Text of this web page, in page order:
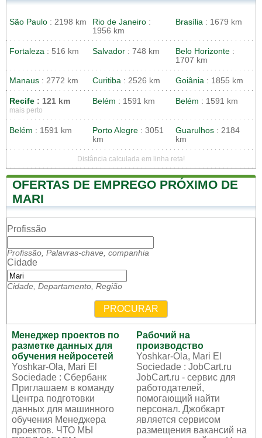
São Paulo : 2198 km Rio de Janeiro :
1956 km
Brasília : 1679 km
Fortaleza : 516 km Salvador : 748 km Belo Horizonte :
1707 km
Manaus : 2772 km Curitiba : 2526 km Goiânia : 1855 km
Recife : 121 km
mais perto
Belém : 1591 km Belém : 1591 km
Belém : 1591 km Porto Alegre : 3051
km
Guarulhos : 2184
km
Distância calculada em linha reta!
OFERTAS DE EMPREGO PRÓXIMO DE
MARI
Profissão
Profissão, Palavras-chave, companhia
Cidade
Cidade, Departamento, Região
PROCURAR
Менеджер проектов по
разметке данных для
обучения нейросетей
Yoshkar-Ola, Mari El
Sociedade : Сбербанк
Приглашаем в команду
Центра подготовки
данных для машинного
обучения Менеджера
проектов. ЧТО МЫ
Рабочий на
производство
Yoshkar-Ola, Mari El
Sociedade : JobCart.ru
JobCart.ru - сервис для
работодателей,
помогающий найти
персонал. Джобкарт
является сервисом
размещения вакансий на